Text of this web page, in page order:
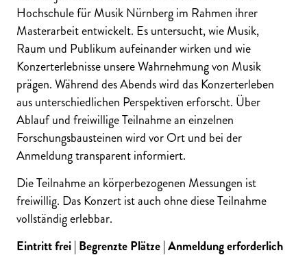
Hochschule für Musik Nürnberg im Rahmen ihrer
Masterarbeit entwickelt. Es untersucht, wie Musik,
Raum und Publikum aufeinander wirken und wie
Konzerterlebnisse unsere Wahrnehmung von Musik
prägen. Während des Abends wird das Konzerterleben
aus unterschiedlichen Perspektiven erforscht. Über
Ablauf und freiwillige Teilnahme an einzelnen
Forschungsbausteinen wird vor Ort und bei der
Anmeldung transparent informiert.
Die Teilnahme an körperbezogenen Messungen ist
freiwillig. Das Konzert ist auch ohne diese Teilnahme
vollständig erlebbar.
Eintritt frei | Begrenzte Plätze | Anmeldung erforderlich